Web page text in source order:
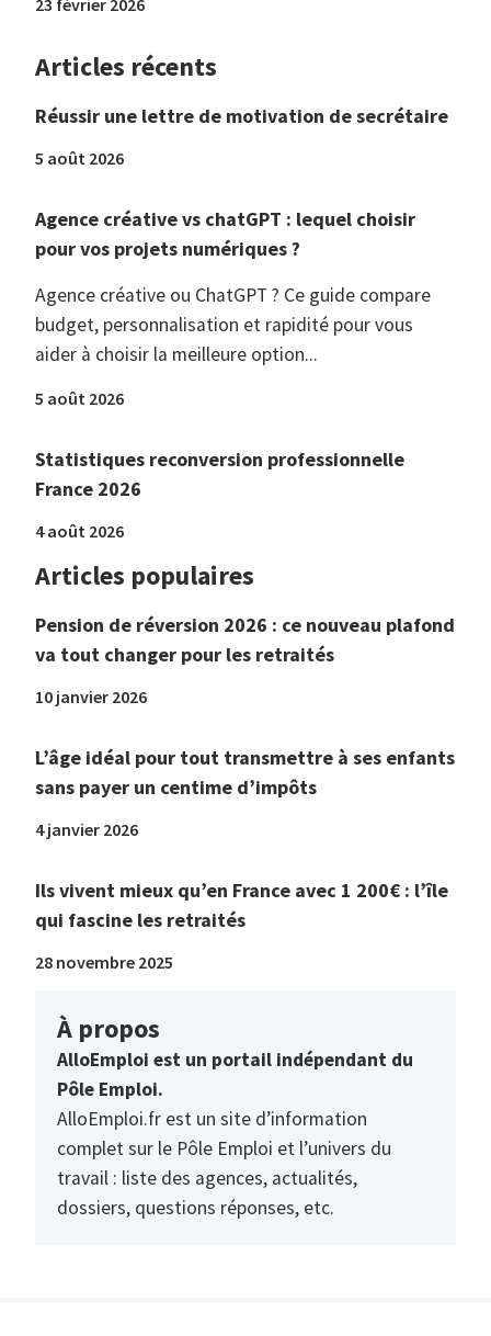
Articles récents
Réussir une lettre de motivation de secrétaire
5 août 2026
Agence créative vs chatGPT : lequel choisir
pour vos projets numériques ?
Agence créative ou ChatGPT ? Ce guide compare
budget, personnalisation et rapidité pour vous
aider à choisir la meilleure option...
5 août 2026
Statistiques reconversion professionnelle
France 2026
4 août 2026
Articles populaires
Pension de réversion 2026 : ce nouveau plafond
va tout changer pour les retraités
10 janvier 2026
L’âge idéal pour tout transmettre à ses enfants
sans payer un centime d’impôts
4 janvier 2026
Ils vivent mieux qu’en France avec 1 200€ : l’île
qui fascine les retraités
28 novembre 2025
À propos
AlloEmploi est un portail indépendant du
Pôle Emploi.
AlloEmploi.fr est un site d’information
complet sur le Pôle Emploi et l’univers du
travail : liste des agences, actualités,
dossiers, questions réponses, etc.